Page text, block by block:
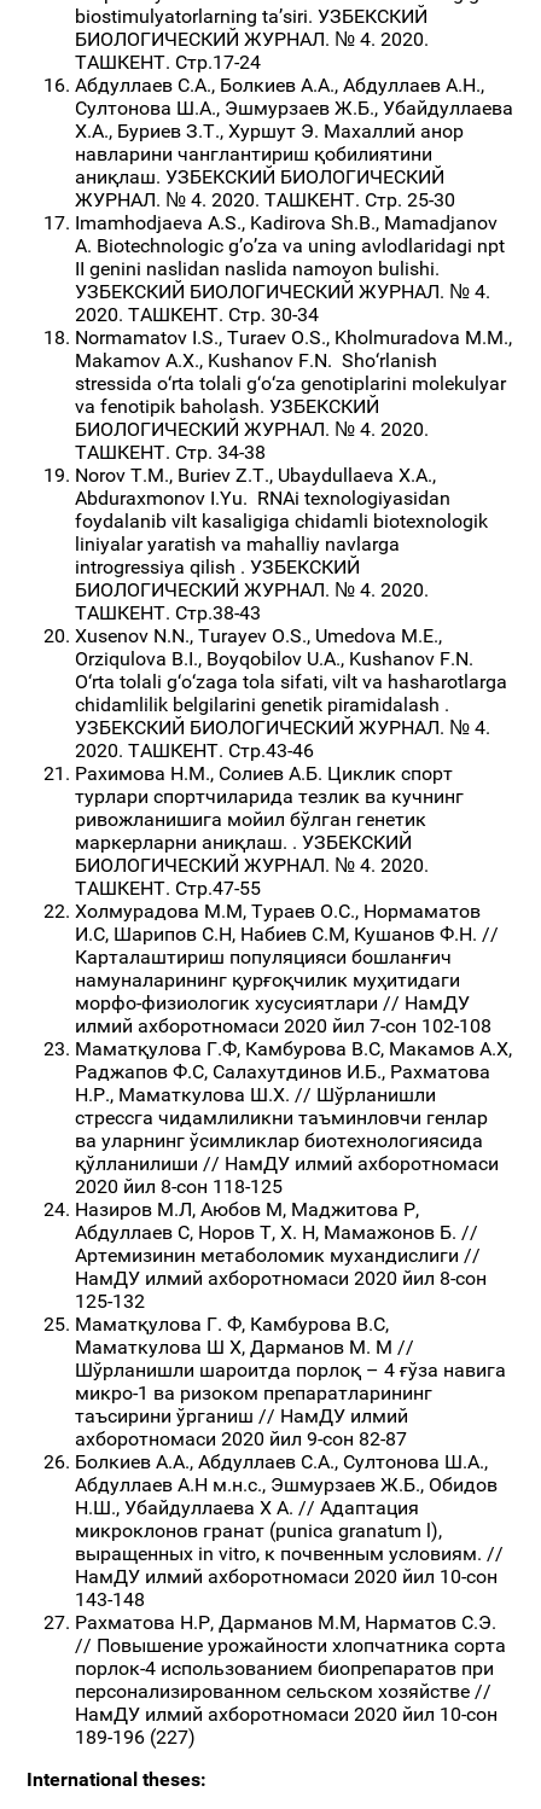
biostimulyatorlarning ta’siri. УЗБЕКСКИЙ
БИОЛОГИЧЕСКИЙ ЖУРНАЛ. № 4. 2020.
ТАШКЕНТ. Стр.17-24
Абдуллаев С.А., Болкиев А.А., Абдуллаев А.Н.,
Султонова Ш.А., Эшмурзаев Ж.Б., Убайдуллаева
Х.А., Буриев З.Т., Хуршут Э. Махаллий анор
навларини чанглантириш қобилиятини
аниқлаш. УЗБЕКСКИЙ БИОЛОГИЧЕСКИЙ
ЖУРНАЛ. № 4. 2020. ТАШКЕНТ. Стр. 25-30
Imamhodjaeva A.S., Kadirovа Sh.B., Mamadjanov
A. Biotechnologic g’o’za va uning avlodlaridagi npt
II genini naslidan naslida namoyon bulishi.
УЗБЕКСКИЙ БИОЛОГИЧЕСКИЙ ЖУРНАЛ. № 4.
2020. ТАШКЕНТ. Стр. 30-34
Normamatov I.S., Turaev O.S., Kholmuradova M.M.,
Makamov A.X., Kushanov F.N. Sho‘rlanish
stressida o‘rta tolali g‘o‘za genotiplarini molekulyar
va fenotipik baholash. УЗБЕКСКИЙ
БИОЛОГИЧЕСКИЙ ЖУРНАЛ. № 4. 2020.
ТАШКЕНТ. Стр. 34-38
Norov T.M., Buriev Z.T., Ubaydullaeva X.А.,
Аbduraxmonov I.Yu. RNAi texnologiyasidаn
foydаlаnib vilt kаsаligigа chidаmli biotexnologik
liniyalаr yarаtish vа mаhаlliy nаvlаrgа
introgressiya qilish . УЗБЕКСКИЙ
БИОЛОГИЧЕСКИЙ ЖУРНАЛ. № 4. 2020.
ТАШКЕНТ. Стр.38-43
Xusenov N.N., Turayev O.S., Umedova M.E.,
Orziqulova B.I., Boyqobilov U.A., Kushanov F.N.
O‘rta tolali g‘o‘zaga tola sifati, vilt va hasharotlarga
chidamlilik belgilarini genetik piramidalash .
УЗБЕКСКИЙ БИОЛОГИЧЕСКИЙ ЖУРНАЛ. № 4.
2020. ТАШКЕНТ. Стр.43-46
Рахимова Н.М., Солиев А.Б. Циклик спорт
турлари спортчиларида тезлик ва кучнинг
ривожланишига мойил бўлган генетик
маркерларни аниқлаш. . УЗБЕКСКИЙ
БИОЛОГИЧЕСКИЙ ЖУРНАЛ. № 4. 2020.
ТАШКЕНТ. Стр.47-55
Холмурадова М.М, Тураев О.С., Нормаматов
И.С, Шарипов С.Н, Набиев С.М, Кушанов Ф.Н. //
Карталаштириш популяцияси бошланғич
намуналарининг қурғоқчилик муҳитидаги
морфо-физиологик хусусиятлари // НамДУ
илмий ахборотномаси 2020 йил 7-сон 102-108
Маматқулова Г.Ф, Камбурова В.С, Макамов А.Х,
Раджапов Ф.С, Салахутдинов И.Б., Рахматова
Н.Р., Маматкулова Ш.Х. // Шўрланишли
стрессга чидамлиликни таъминловчи генлар
ва уларнинг ўсимликлар биотехнологиясида
қўлланилиши // НамДУ илмий ахборотномаси
2020 йил 8-сон 118-125
Назиров М.Л, Aюбов М, Маджитова Р,
Абдуллаев С, Норов Т, Х. Н, Мамажонов Б. //
Aртемизинин метаболомик мухандислиги //
НамДУ илмий ахборотномаси 2020 йил 8-сон
125-132
Маматқулова Г. Ф, Камбурова В.С,
Маматкулова Ш Х, Дарманов М. М //
Шўрланишли шароитда порлоқ – 4 ғўза навига
микро-1 ва ризоком препаратларининг
таъсирини ўрганиш // НамДУ илмий
ахборотномаси 2020 йил 9-сон 82-87
Болкиев А.А., Абдуллаев С.А., Султонова Ш.А.,
Абдуллаев А.Н м.н.с., Эшмурзаев Ж.Б., Обидов
Н.Ш., Убайдуллаева Х А. // Адаптация
микроклонов гранат (punica granatum l),
выращенных in vitro, к почвенным условиям. //
НамДУ илмий ахборотномаси 2020 йил 10-сон
143-148
Рахматова Н.Р, Дарманов М.М, Нарматов С.Э.
// Повышение урожайности хлопчатника сoрта
порлок-4 использованием биопрепаратов при
персонализированном сельском хозяйстве //
НамДУ илмий ахборотномаси 2020 йил 10-сон
189-196 (227)
International theses: